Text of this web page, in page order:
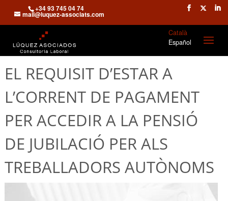
+34 93 745 04 74
mail@luquez-associats.com
Català
Español
EL REQUISIT D’ESTAR A
L’CORRENT DE PAGAMENT
PER ACCEDIR A LA PENSIÓ
DE JUBILACIÓ PER ALS
TREBALLADORS AUTÒNOMS